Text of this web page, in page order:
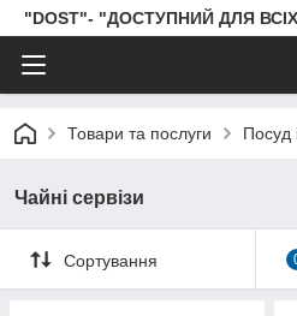
"DOST"- "ДОСТУПНИЙ ДЛЯ
Товари та послуги Посуд
Чайні сервізи
Сортування